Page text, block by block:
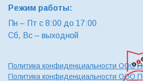
Режим работы:
Пн – Пт с 8:00 до 17:00
Сб, Вс – выходной
Политика конфиденциальности ООО
Политика конфиденциальности ООО